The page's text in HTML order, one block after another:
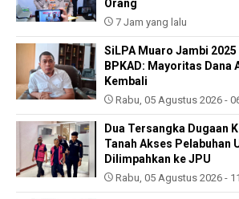
Orang
7 Jam yang lalu
SiLPA Muaro Jambi
BPKAD: Mayoritas Dana
Kembali
Rabu, 05 Agustus 2026 -
Dua Tersangka Dugaan
Tanah Akses Pelabuhan
Dilimpahkan ke JPU
Rabu, 05 Agustus 2026 -